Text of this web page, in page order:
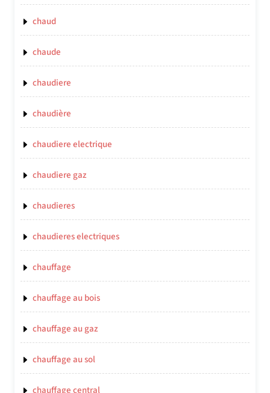
chaud
chaude
chaudiere
chaudière
chaudiere electrique
chaudiere gaz
chaudieres
chaudieres electriques
chauffage
chauffage au bois
chauffage au gaz
chauffage au sol
chauffage central